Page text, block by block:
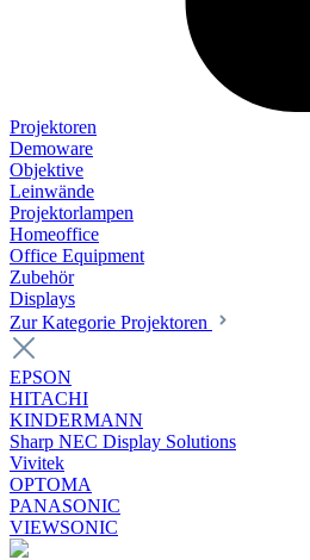
Projektoren
Demoware
Objektive
Leinwände
Projektorlampen
Homeoffice
Office Equipment
Zubehör
Displays
Zur Kategorie Projektoren
EPSON
HITACHI
KINDERMANN
Sharp NEC Display Solutions
Vivitek
OPTOMA
PANASONIC
VIEWSONIC